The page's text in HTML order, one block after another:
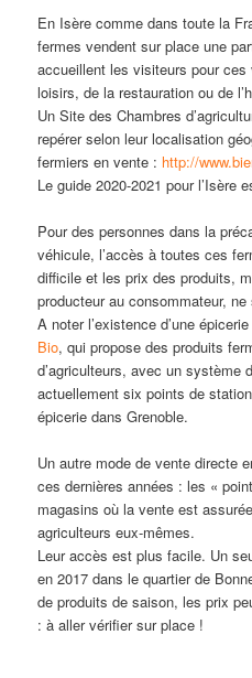
En Isère comme dans toute la
fermes vendent sur place une
accueillent les visiteurs pour
loisirs, de la restauration ou de
Un Site des Chambres
repérer selon leur localisation
fermiers en vente : http://
Le guide 2020-2021 pour l’Isère
Pour des personnes dans la
véhicule, l’accès à toutes ces
difficile et les prix des produits,
producteur au consommateur,
A noter l’existence d’une
Bio, qui propose des produits
d’agriculteurs, avec un système
actuellement six points de
épicerie dans Grenoble.
Un autre mode de vente directe
ces dernières années : les «
magasins où la vente est
agriculteurs eux-mêmes.
Leur accès est plus facile. Un
en 2017 dans le quartier de
de produits de saison, les prix
: à aller vérifier sur place !